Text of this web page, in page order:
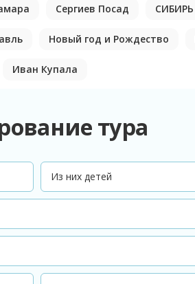
Сергиев Посад СИБИРЬ
Новый год и Рождество
Иван Купала
тура